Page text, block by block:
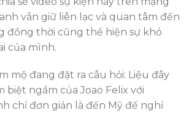
vẫn giữ liên lạc và quan tâm đến
đồng thời cũng thể hiện sự khó
của mình.
mộ đang đặt ra câu hỏi: Liệu đây
biệt ngầm của Joao Felix với
chỉ đơn giản là đến Mỹ để nghỉ